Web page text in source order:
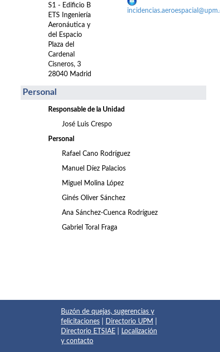
S1 - Edificio B
ETS Ingeniería
Aeronáutica y
del Espacio
Plaza del
Cardenal
Cisneros, 3
28040 Madrid
Personal
Responsable de la Unidad
José Luis Crespo
Personal
Rafael Cano Rodríguez
Manuel Díez Palacios
Miguel Molina López
Ginés Oliver Sánchez
Ana Sánchez-Cuenca Rodríguez
Gabriel Toral Fraga
Buzón de quejas, sugerencias y
felicitaciones
Directorio UPM
Directorio ETSIAE
Localización
y contacto